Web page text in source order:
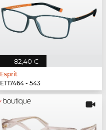
82,40 €
Esprit
ET17464 - 543